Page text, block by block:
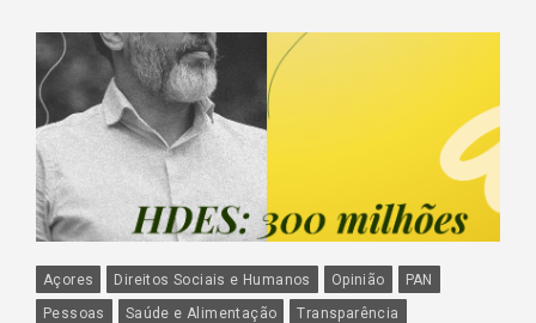
Açores Direitos Sociais e Humanos Opinião
PAN
Pessoas
Saúde e Alimentação Transparência